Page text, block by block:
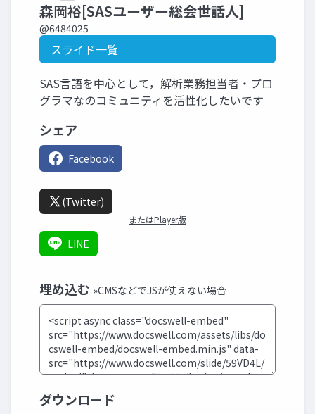
森岡裕[SASユーザー総会世話人]
@6484025
スライド一覧
SAS言語を中心として，解析業務担当者・プロ
グラマなのコミュニティを活性化したいです
シェア
Facebook
(Twitter)
またはPlayer版
LINE
埋め込む »CMSなどでJSが使えない場合
ダウンロード